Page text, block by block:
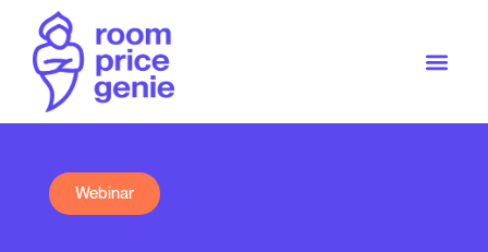
Webinar